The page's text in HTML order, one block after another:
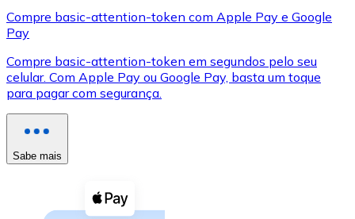
Ver tudo
Cupons cripto
Compre criptomoedas com dinheiro e outros
Transferência SEPA
Compre basic-attention-token com Apple Pay e Google
Pay
Compre basic-attention-token em segundos pelo seu
celular. Com Apple Pay ou Google Pay, basta um toque
para pagar com segurança.
Sabe mais